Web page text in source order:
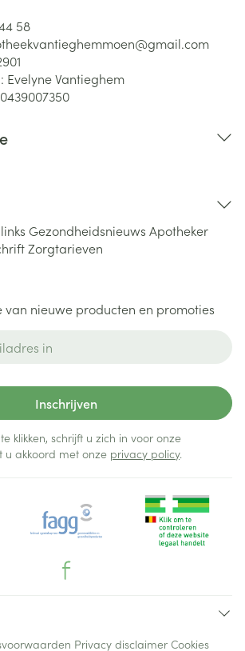
58
gmail.com
Evelyne Vantieghem
Gezondheidsnieuws Apotheker
Zorgtarieven
van nieuwe producten en promoties
Inschrijven
klikken, schrijft u zich in voor onze
u akkoord met onze privacy policy.
Privacy disclaimer Cookies